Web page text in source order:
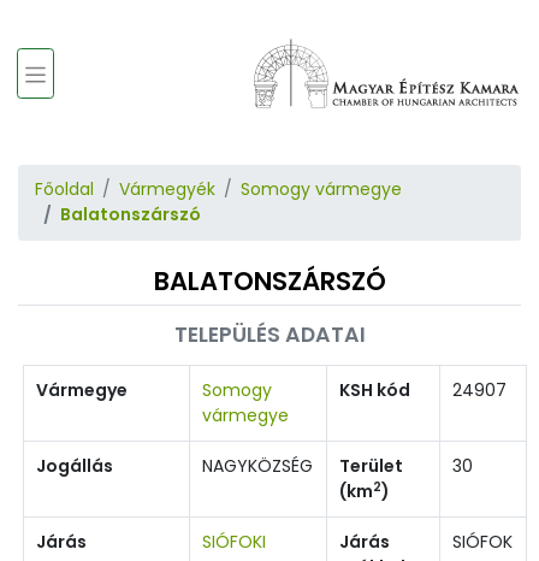
Főoldal Vármegyék
Somogy vármegye
Balatonszárszó
BALATONSZÁRSZÓ
TELEPÜLÉS ADATAI
Vármegye
Somogy
vármegye
KSH kód 24907
Jogállás NAGYKÖZSÉG
Terület
(km2)
30
Járás SIÓFOKI
Járás
SIÓFOK